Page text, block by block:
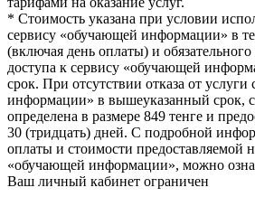
* Стоимость указана при условии
сервису «обучающей информации» в
(включая день оплаты) и обязательного
доступа к сервису «обучающей
срок. При отсутствии отказа от
информации» в вышеуказанный срок,
определена в размере 849 тенге и
30 (тридцать) дней. С подробной
оплаты и стоимости предоставляемой
«обучающей информации», можно
Ваш личный кабинет ограничен